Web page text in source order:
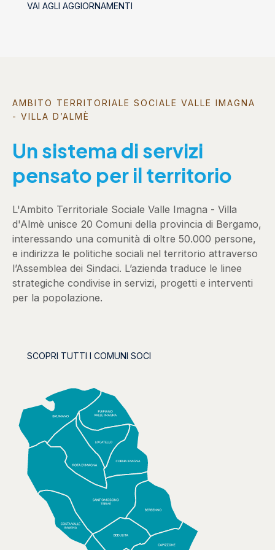
VAI AGLI AGGIORNAMENTI
AMBITO TERRITORIALE SOCIALE VALLE IMAGNA
- VILLA D’ALMÈ
Un sistema di servizi
pensato per il territorio
L'Ambito Territoriale Sociale Valle Imagna - Villa
d'Almè unisce 20 Comuni della provincia di Bergamo,
interessando una comunità di oltre 50.000 persone,
e indirizza le politiche sociali nel territorio attraverso
l’Assemblea dei Sindaci. L’azienda traduce le linee
strategiche condivise in servizi, progetti e interventi
per la popolazione.
SCOPRI TUTTI I COMUNI SOCI